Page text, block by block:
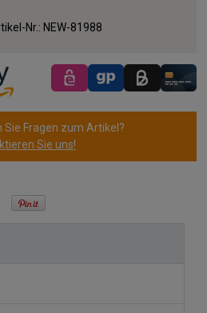
Nr.: NEW-81988
Sie Fragen zum Artikel?
Sie uns!